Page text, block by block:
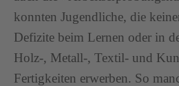
konnten Jugendliche, die
Defizite beim Lernen oder in
Holz-, Metall-, Textil- und
Fertigkeiten erwerben. So